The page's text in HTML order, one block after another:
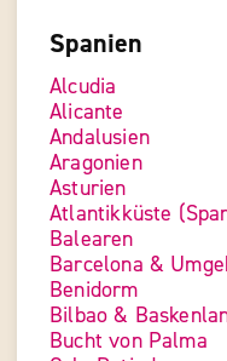
Spanien
Alcudia
Alicante
Andalusien
Aragonien
Asturien
Atlantikküste
Balearen
Barcelona &
Benidorm
Bilbao &
Bucht von Palma